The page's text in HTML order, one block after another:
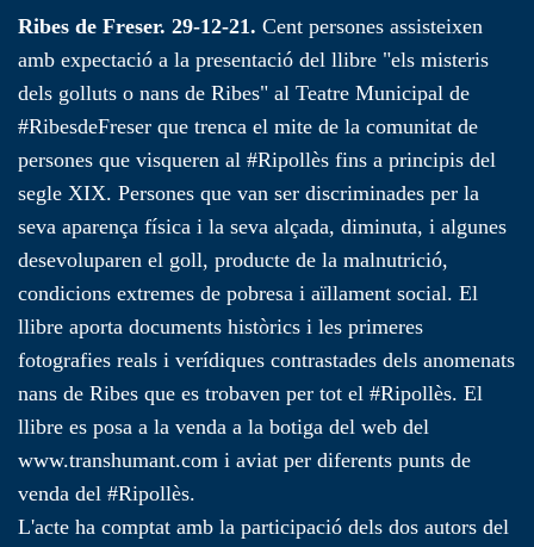
Ribes de Freser. 29-12-21. Cent persones assisteixen
amb expectació a la presentació del llibre "els misteris
dels golluts o nans de Ribes" al Teatre Municipal de
#RibesdeFreser que trenca el mite de la comunitat de
persones que visqueren al #Ripollès fins a principis del
segle XIX. Persones que van ser discriminades per la
seva aparença física i la seva alçada, diminuta, i algunes
desevoluparen el goll, producte de la malnutrició,
condicions extremes de pobresa i aïllament social. El
llibre aporta documents històrics i les primeres
fotografies reals i verídiques contrastades dels anomenats
nans de Ribes que es trobaven per tot el #Ripollès. El
llibre es posa a la venda a la botiga del web del
www.transhumant.com i aviat per diferents punts de
venda del #Ripollès.
L'acte ha comptat amb la participació dels dos autors del